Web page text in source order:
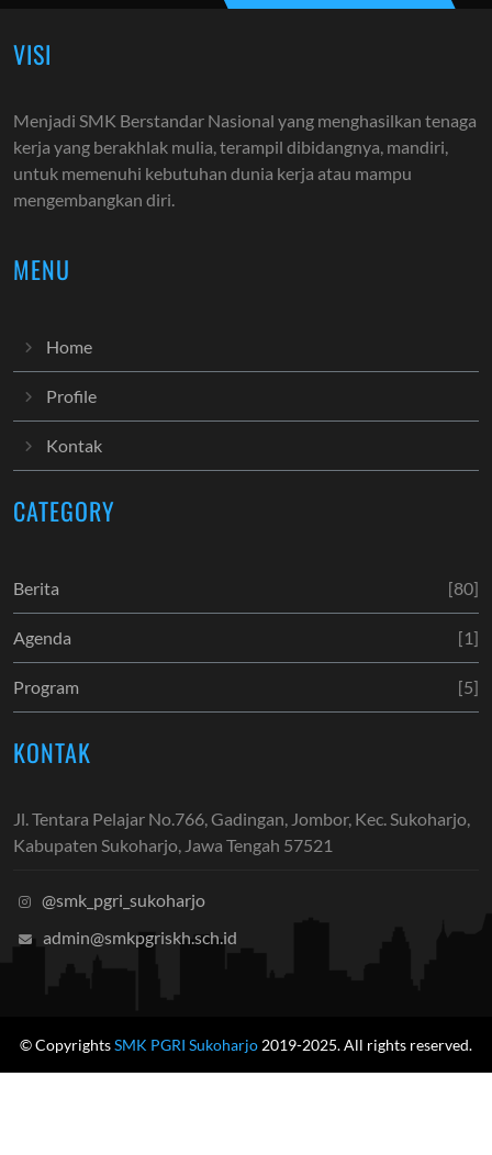
VISI
Menjadi SMK Berstandar Nasional yang menghasilkan tenaga
kerja yang berakhlak mulia, terampil dibidangnya, mandiri,
untuk memenuhi kebutuhan dunia kerja atau mampu
mengembangkan diri.
MENU
Home
Profile
Kontak
CATEGORY
Berita [80]
Agenda [1]
Program [5]
KONTAK
Jl. Tentara Pelajar No.766, Gadingan, Jombor, Kec. Sukoharjo,
Kabupaten Sukoharjo, Jawa Tengah 57521
@smk_pgri_sukoharjo
admin@smkpgriskh.sch.id
© CopyrightsSMK PGRI Sukoharjo 2019-2025. All rights reserved.